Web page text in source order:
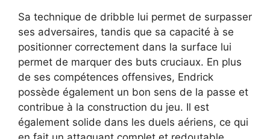
Sa technique de dribble lui permet de surpasser
ses adversaires, tandis que sa capacité à se
positionner correctement dans la surface lui
permet de marquer des buts cruciaux. En plus
de ses compétences offensives, Endrick
possède également un bon sens de la passe et
contribue à la construction du jeu. Il est
également solide dans les duels aériens, ce qui